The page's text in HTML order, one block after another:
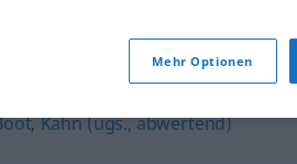
,Kahn (ugs., abwertend)
Mehr Optionen